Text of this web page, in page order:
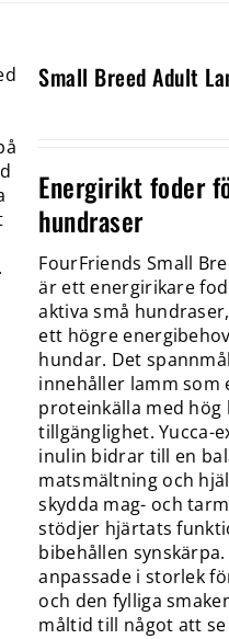
Small Breed Adult
Energirikt foder
hundraser
FourFriends Small
är ett energirikare
aktiva små
ett högre
hundar. Det
innehåller lamm som
proteinkälla med hög
tillgänglighet. Yucca-
inulin bidrar till en
matsmältning och
skydda mag- och
stödjer hjärtats
bibehållen
anpassade i storlek
och den fylliga
måltid till något att